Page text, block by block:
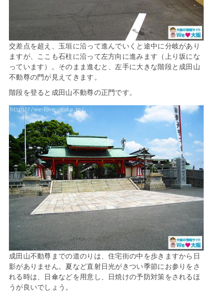
交差点を超え、玉垣に沿って進んでいくと途中に分岐があり
ますが、ここも石柱に沿って左方向に進みます（上り坂にな
っています）。そのまま進むと、左手に大きな階段と成田山
不動尊の門が見えてきます。
階段を登ると成田山不動尊の正門です。
成田山不動尊までの道のりは、住宅街の中を歩きますから日
影がありません。夏など直射日光がきつい季節にお参りをさ
れる時は、日傘などを用意し、日焼けの予防対策をされるほ
うが良いでしょう。